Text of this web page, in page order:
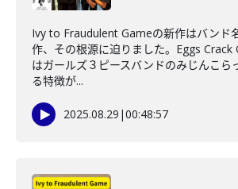
Ivy to Fraudulent Gameの新作はバンド
作、その根源に迫りました。Eggs Crack
はガールズ３ピースバンドのみじんこら
る特徴が...
2025.08.29 |00:48:57